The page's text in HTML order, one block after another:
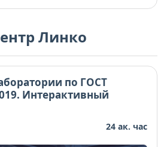
Линко
по ГОСТ
Интерактивный
24 ак. час